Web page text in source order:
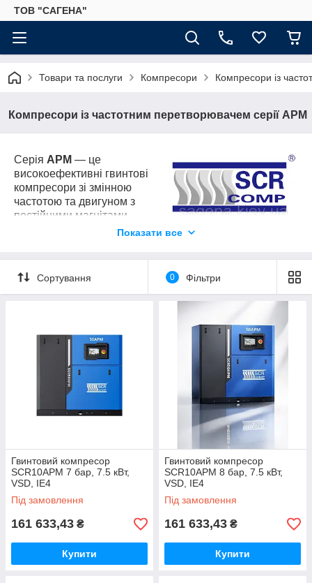
ТОВ "САГЕНА"
Товари та послуги Компресори Компресори із
Компресори із частотним перетворювачем серії АРМ
Серія APM — це
високоефективні гвинтові
компресори зі змінною
частотою та двигуном з
постійними магнітами,
призначені для промислових
продуктивністю 0,41–12,2 м³/хв. Вони забезпечують
стабільний тиск, точний контроль подачі повітря та
значну економію електроенергії завдяки регулюванню
швидкості під фактичне навантаження. Завдяки
масляному охолодженню та надійній системі
фільтрації, APM працюють довго, безшумно та без
технічного обслуговування, навіть у запиленому або
гарячому середовищі. Це оптимальне рішення для
підприємств, які цінують ефективність, надійність та
мінімальні витрати на електроенергію.
Показати все
Сортування 0 Фільтри
Гвинтовий компресор
SCR10APM 7 бар, 7.5 кВт,
VSD, IE4
Під замовлення
161 633,43 ₴
Купити
Гвинтовий компресор
SCR10APM 8 бар, 7.5 кВт,
VSD, IE4
Під замовлення
161 633,43 ₴
Купити